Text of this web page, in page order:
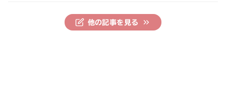
他の記事を見る